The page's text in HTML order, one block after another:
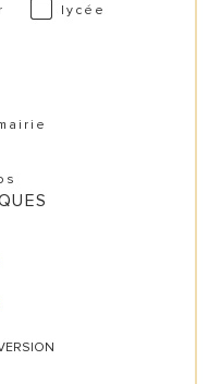
lycée